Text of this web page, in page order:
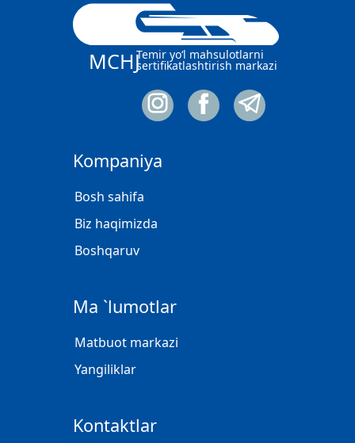
MCHJTemir yo‘l mahsulotlarni
sertifikatlashtirish markazi
Kompaniya
Bosh sahifa
Biz haqimizda
Boshqaruv
Ma `lumotlar
Matbuot markazi
Yangiliklar
Kontaktlar